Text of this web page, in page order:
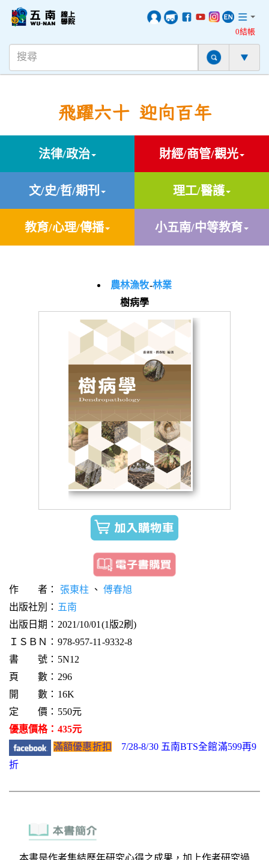
0結帳
飛躍六十 迎向百年
法律/政治 財經/商管/觀光
文/史/哲/期刊 理工/醫護
教育/心理/傳播 小五南/中等教育
農林漁牧-林業
樹病學
作 者： 張東柱 、傅春旭
出版社別： 五南
出版日期：2021/10/01(1版2刷)
ＩＳＢＮ：978-957-11-9332-8
書 號：5N12
頁 數：296
開 數：16K
定 價：550元
優惠價格：435元
滿額優惠折扣
7/28-8/30 五南BTS全館滿599再9
折